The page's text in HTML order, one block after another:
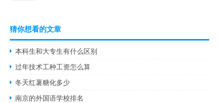
猜你想看的文章
本科生和大专生有什么区别
过年技术工种工资怎么算
冬天红薯糖化多少
南京的外国语学校排名